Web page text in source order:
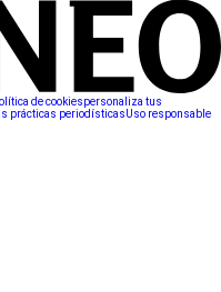
de cookiespersonaliza tus
prácticas periodísticasUso responsable